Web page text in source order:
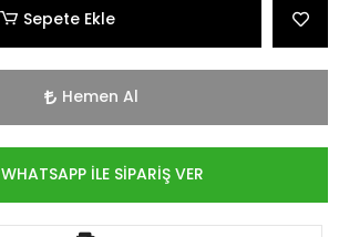
Sepete Ekle
Hemen Al
WHATSAPP İLE SİPARİŞ VER